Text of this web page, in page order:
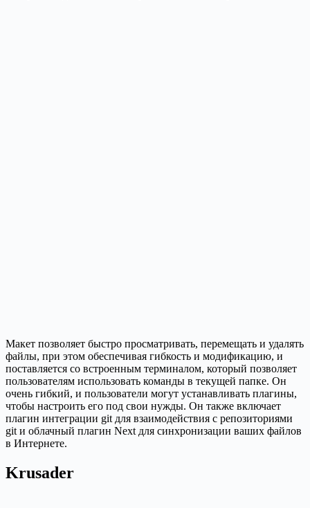
Макет позволяет быстро просматривать, перемещать и удалять
файлы, при этом обеспечивая гибкость и модификацию, и
поставляется со встроенным терминалом, который позволяет
пользователям использовать команды в текущей папке. Он
очень гибкий, и пользователи могут устанавливать плагины,
чтобы настроить его под свои нужды. Он также включает
плагин интеграции git для взаимодействия с репозиториями
git и облачный плагин Next для синхронизации ваших файлов
в Интернете.
Krusader